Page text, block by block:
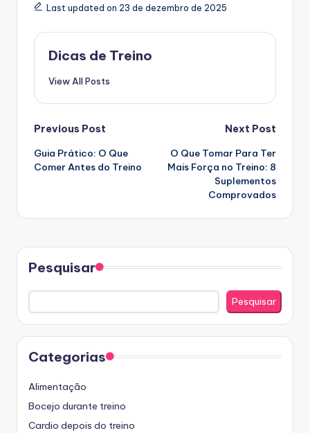
Last updated on 23 de dezembro de 2025
Dicas de Treino
View All Posts
Post
navigation
Previous Post
Guia Prático: O Que
Comer Antes do Treino
Next Post
O Que Tomar Para Ter
Mais Força no Treino: 8
Suplementos
Comprovados
Pesquisar
Pesquisar
Categorias
Alimentação
Bocejo durante treino
Cardio depois do treino